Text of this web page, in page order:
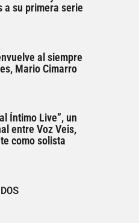
a su primera serie
al siempre
Mario Cimarro
Íntimo Live”, un
entre Voz Veis,
como solista